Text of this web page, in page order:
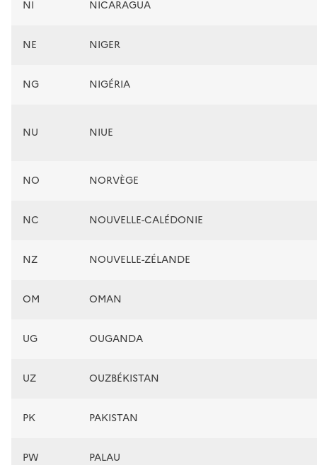
NI NICARAGUA
NE NIGER
NG NIGÉRIA
NU NIUE
NO NORVÈGE
NC NOUVELLE-CALÉDONIE
NZ NOUVELLE-ZÉLANDE
OM OMAN
UG OUGANDA
UZ OUZBÉKISTAN
PK PAKISTAN
PW PALAU